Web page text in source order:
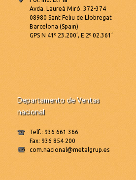
Avda. Laureà Miró. 372-374
08980 Sant Feliu de Llobregat
Barcelona (Spain)
GPS N 41º 23.200’, E 2º 02.361’
Departamento de Ventas
nacional
Telf.: 936 661 366
Fax: 936 854 200
com.nacional@metalgrup.es